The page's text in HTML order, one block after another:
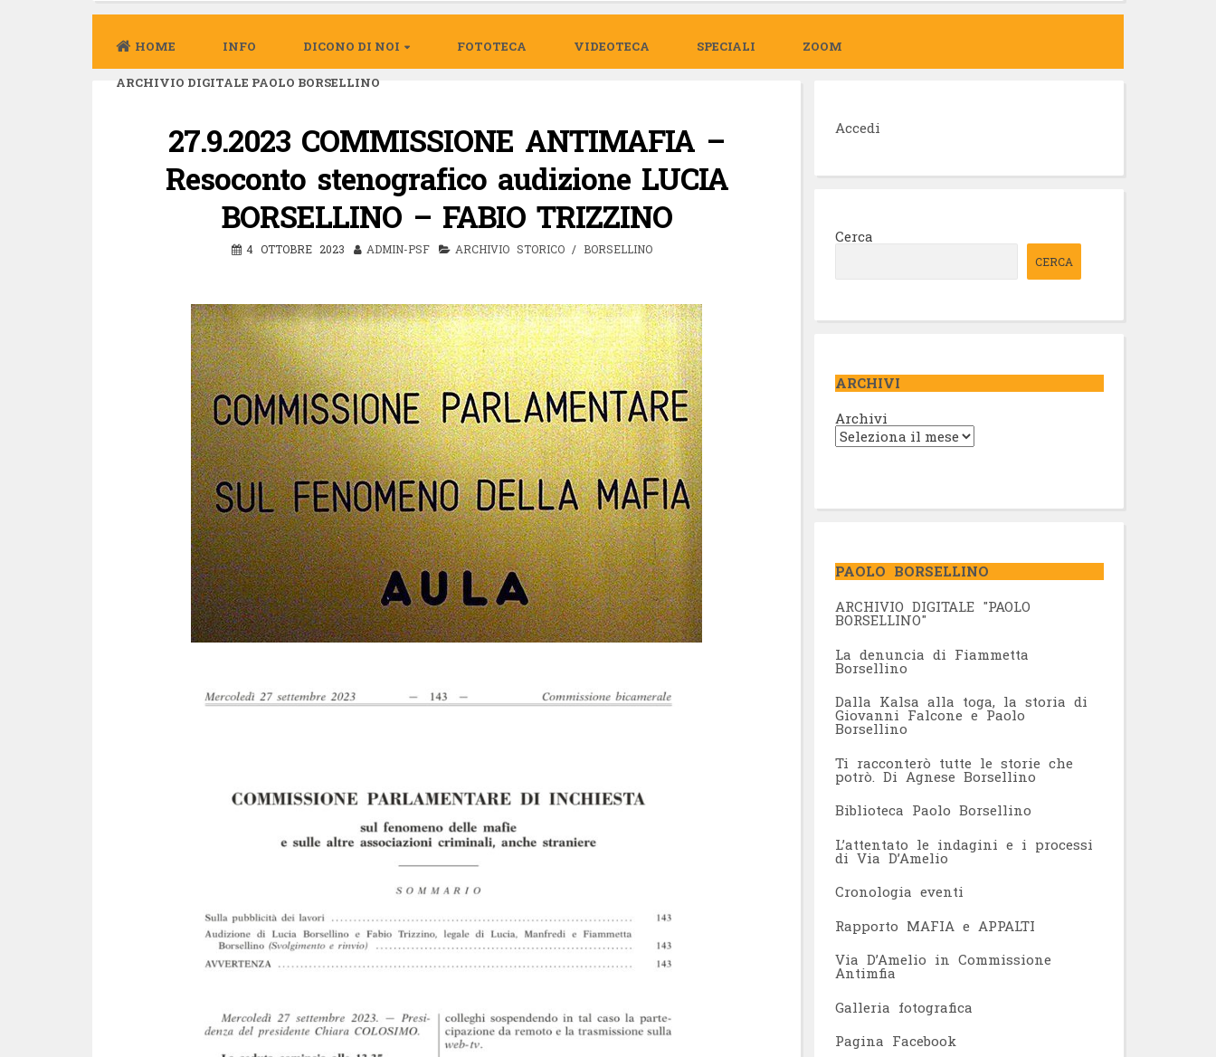
HOME INFO DICONO DI NOI FOTOTECA VIDEOTECA SPECIALI ZOOM
ARCHIVIO DIGITALE PAOLO BORSELLINO
27.9.2023 COMMISSIONE ANTIMAFIA –
Resoconto stenografico audizione LUCIA
BORSELLINO – FABIO TRIZZINO
4 OTTOBRE 2023 ADMIN-PSF ARCHIVIO STORICO / BORSELLINO
Accedi
Cerca
CERCA
ARCHIVI
Archivi
PAOLO BORSELLINO
ARCHIVIO DIGITALE "PAOLO
BORSELLINO"
La denuncia di Fiammetta
Borsellino
Dalla Kalsa alla toga, la storia di
Giovanni Falcone e Paolo
Borsellino
Ti racconterò tutte le storie che
potrò. Di Agnese Borsellino
Biblioteca Paolo Borsellino
L’attentato le indagini e i processi
di Via D’Amelio
Cronologia eventi
Rapporto MAFIA e APPALTI
Via D’Amelio in Commissione
Antimfia
Galleria fotografica
Pagina Facebook